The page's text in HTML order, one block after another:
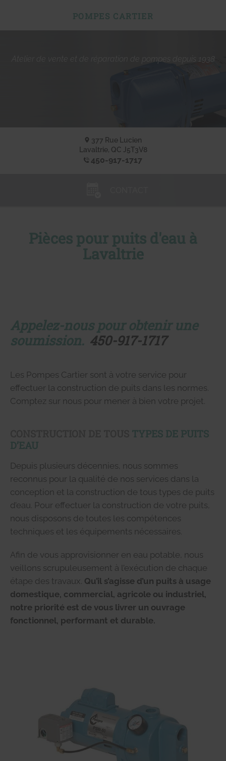
Atelier de vente et de réparation de pompes depuis 1938
377 Rue Lucien
Lavaltrie, QC J5T3V8
450-917-1717
Pièces pour puits d'eau à
Lavaltrie
Appelez-nous pour obtenir une
soumission. 450-917-1717
Les Pompes Cartier sont à votre service pour
effectuer la construction de puits dans les normes.
Comptez sur nous pour mener à bien votre projet.
TYPES DE PUITS
D’EAU
Depuis plusieurs décennies, nous sommes
reconnus pour la qualité de nos services dans la
conception et la construction de tous types de puits
d’eau. Pour effectuer la construction de votre puits,
nous disposons de toutes les compétences
techniques et les équipements nécessaires.
Afin de vous approvisionner en eau potable, nous
veillons scrupuleusement à l’exécution de chaque
étape des travaux. Qu’il s’agisse d’un puits à usage
domestique, commercial, agricole ou industriel,
notre priorité est de vous livrer un ouvrage
fonctionnel, performant et durable.
POMPES CARTIER